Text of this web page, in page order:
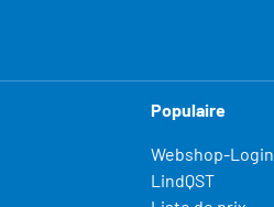
Populaire
Webshop-Login
LindQST